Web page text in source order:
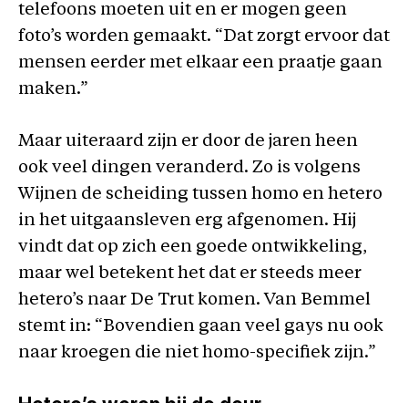
telefoons moeten uit en er mogen geen
foto’s worden gemaakt. “Dat zorgt ervoor dat
mensen eerder met elkaar een praatje gaan
maken.”
Maar uiteraard zijn er door de jaren heen
ook veel dingen veranderd. Zo is volgens
Wijnen de scheiding tussen homo en hetero
in het uitgaansleven erg afgenomen. Hij
vindt dat op zich een goede ontwikkeling,
maar wel betekent het dat er steeds meer
hetero’s naar De Trut komen. Van Bemmel
stemt in: “Bovendien gaan veel gays nu ook
naar kroegen die niet homo-specifiek zijn.”